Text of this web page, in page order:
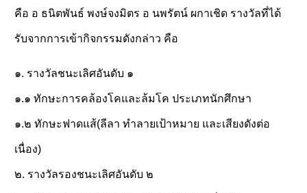
คือ อ ธนิตพันธ์ พงษ์จงมิตร อ นพรัตน์ ผกาเชิด รางวัลที่ได้
รับจากการเข้ากิจกรรมดังกล่าว คือ
๑. รางวัลชนะเลิศอันดับ ๑
๑.๑ ทักษะการคล้องโคและล้มโค ประเภทนักศึกษา
๑.๒ ทักษะฟาดแส้(ลีลา ทำลายเป้าหมาย และเสียงดังต่อ
เนื่อง)
๒. รางวัลรองชนะเลิศอันดับ ๒